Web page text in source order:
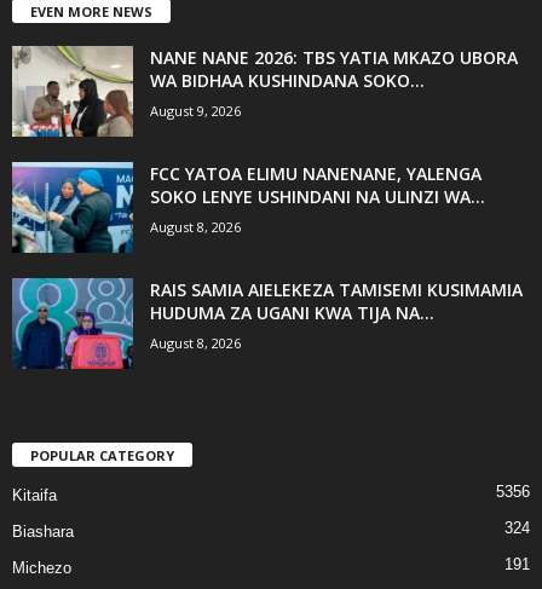
EVEN MORE NEWS
NANE NANE 2026: TBS YATIA MKAZO UBORA
WA BIDHAA KUSHINDANA SOKO...
August 9, 2026
FCC YATOA ELIMU NANENANE, YALENGA
SOKO LENYE USHINDANI NA ULINZI WA...
August 8, 2026
RAIS SAMIA AIELEKEZA TAMISEMI KUSIMAMIA
HUDUMA ZA UGANI KWA TIJA NA...
August 8, 2026
POPULAR CATEGORY
Kitaifa 5356
Biashara 324
Michezo 191